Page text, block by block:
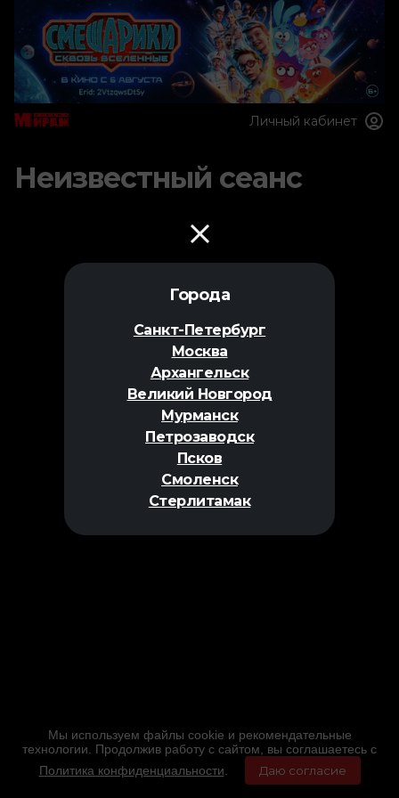
Города
Санкт-Петербург
Москва
Архангельск
Великий Новгород
Мурманск
Петрозаводск
Псков
Смоленск
Стерлитамак
Личный кабинет
Неизвестный сеанс
Мы используем файлы cookie и рекомендательные
технологии. Продолжив работу с сайтом, вы соглашаетесь с
Политика конфиденциальности
Даю согласие